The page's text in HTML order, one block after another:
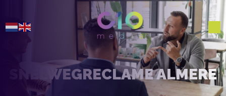
SNELWEGRECLAME ALMERE